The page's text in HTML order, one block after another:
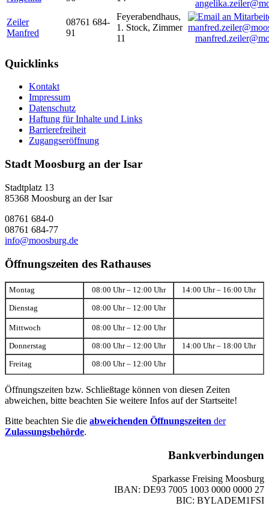
Zeiler
Manfred
08761 684-
91
Feyerabendhaus,
1. Stock, Zimmer
11
Quicklinks
Kontakt
Impressum
Datenschutz
Haftung für Inhalte und Links
Barrierefreiheit
Zugangseröffnung
Stadt Moosburg an der Isar
Stadtplatz 13
85368 Moosburg an der Isar
08761 684-0
08761 684-77
info@moosburg.de
Öffnungszeiten des Rathauses
Montag 08:00 Uhr – 12:00 Uhr 14:00 Uhr – 16:00 Uhr
Dienstag 08:00 Uhr – 12:00 Uhr
Mittwoch 08:00 Uhr – 12:00 Uhr
Donnerstag 08:00 Uhr – 12:00 Uhr 14:00 Uhr – 18:00 Uhr
Freitag 08:00 Uhr – 12:00 Uhr
Öffnungszeiten bzw. Schließtage können von diesen Zeiten
abweichen, bitte beachten Sie weitere Infos auf der Startseite!
Bitte beachten Sie die abweichenden Öffnungszeiten der
Zulassungsbehörde.
Bankverbindungen
Sparkasse Freising Moosburg
IBAN: DE93 7005 1003 0000 0000 27
BIC: BYLADEM1FSI